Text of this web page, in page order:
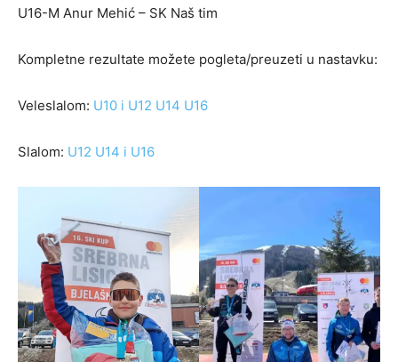
U16-M Anur Mehić – SK Naš tim
Kompletne rezultate možete pogleta/preuzeti u nastavku:
Veleslalom: U10 i U12 U14 U16
Slalom: U12 U14 i U16